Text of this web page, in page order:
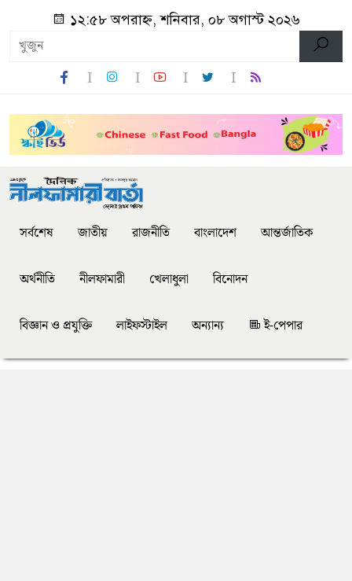
১২:৫৮ অপরাহ্ন, শনিবার, ০৮ অগাস্ট ২০২৬
সর্বশেষ জাতীয় রাজনীতি বাংলাদেশ আন্তর্জাতিক
অর্থনীতি নীলফামারী খেলাধুলা বিনোদন
বিজ্ঞান ও প্রযুক্তি লাইফস্টাইল অন্যান্য ই-পেপার